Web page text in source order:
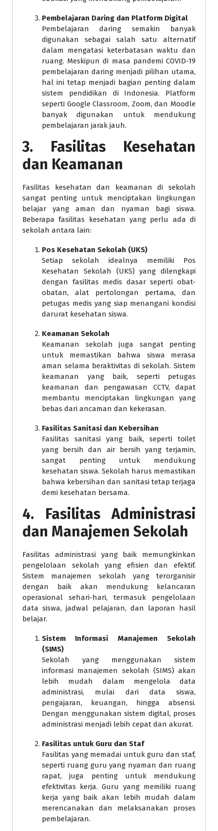
Pembelajaran Daring dan Platform Digital
Pembelajaran daring semakin banyak
digunakan sebagai salah satu alternatif
dalam mengatasi keterbatasan waktu dan
ruang. Meskipun di masa pandemi COVID-19
pembelajaran daring menjadi pilihan utama,
hal ini tetap menjadi bagian penting dalam
sistem pendidikan di Indonesia. Platform
seperti Google Classroom, Zoom, dan Moodle
banyak digunakan untuk mendukung
pembelajaran jarak jauh.
3. Fasilitas Kesehatan
dan Keamanan
Fasilitas kesehatan dan keamanan di sekolah
sangat penting untuk menciptakan lingkungan
belajar yang aman dan nyaman bagi siswa.
Beberapa fasilitas kesehatan yang perlu ada di
sekolah antara lain:
Pos Kesehatan Sekolah (UKS)
Setiap sekolah idealnya memiliki Pos
Kesehatan Sekolah (UKS) yang dilengkapi
dengan fasilitas medis dasar seperti obat-
obatan, alat pertolongan pertama, dan
petugas medis yang siap menangani kondisi
darurat kesehatan siswa.
Keamanan Sekolah
Keamanan sekolah juga sangat penting
untuk memastikan bahwa siswa merasa
aman selama beraktivitas di sekolah. Sistem
keamanan yang baik, seperti petugas
keamanan dan pengawasan CCTV, dapat
membantu menciptakan lingkungan yang
bebas dari ancaman dan kekerasan.
Fasilitas Sanitasi dan Kebersihan
Fasilitas sanitasi yang baik, seperti toilet
yang bersih dan air bersih yang terjamin,
sangat penting untuk mendukung
kesehatan siswa. Sekolah harus memastikan
bahwa kebersihan dan sanitasi tetap terjaga
demi kesehatan bersama.
4. Fasilitas Administrasi
dan Manajemen Sekolah
Fasilitas administrasi yang baik memungkinkan
pengelolaan sekolah yang efisien dan efektif.
Sistem manajemen sekolah yang terorganisir
dengan baik akan mendukung kelancaran
operasional sehari-hari, termasuk pengelolaan
data siswa, jadwal pelajaran, dan laporan hasil
belajar.
Sistem Informasi Manajemen Sekolah
(SIMS)
Sekolah yang menggunakan sistem
informasi manajemen sekolah (SIMS) akan
lebih mudah dalam mengelola data
administrasi, mulai dari data siswa,
pengajaran, keuangan, hingga absensi.
Dengan menggunakan sistem digital, proses
administrasi menjadi lebih cepat dan akurat.
Fasilitas untuk Guru dan Staf
Fasilitas yang memadai untuk guru dan staf,
seperti ruang guru yang nyaman dan ruang
rapat, juga penting untuk mendukung
efektivitas kerja. Guru yang memiliki ruang
kerja yang baik akan lebih mudah dalam
merencanakan dan melaksanakan proses
pembelajaran.